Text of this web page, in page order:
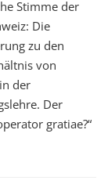
Stimme der
Die
zu den
von
der
Der
gratiae?“